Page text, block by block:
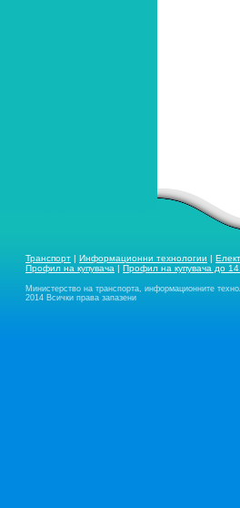
Транспорт | Информационни технологии |
Профил на купувача | Профил на купувача до
Министерство на транспорта, информационните
2014 Всички права запазени